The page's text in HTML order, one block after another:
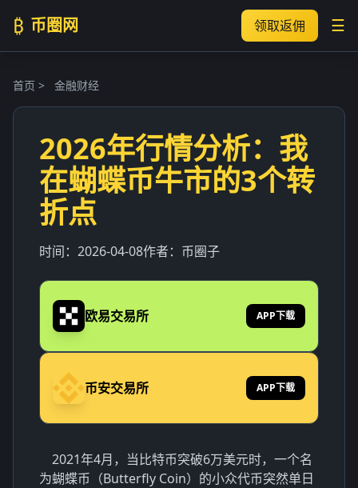
₿ 币圈网 领取返佣 ☰
首页 > 金融财经
2026年行情分析：我
在蝴蝶币牛市的3个转
折点
时间： 2026-04-08作者： 币圈子
欧易交易所 APP下载
币安交易所 APP下载
2021年4月，当比特币突破6万美元时，一个名
为蝴蝶币（Butterfly Coin）的小众代币突然单日